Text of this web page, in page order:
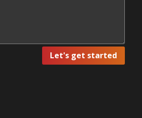
Let's get started